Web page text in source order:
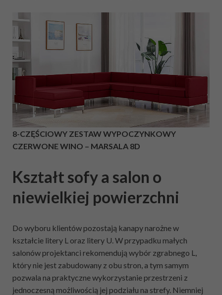
8-CZĘŚCIOWY ZESTAW WYPOCZYNKOWY
CZERWONE WINO – MARSALA 8D
Kształt sofy a salon o
niewielkiej powierzchni
Do wyboru klientów pozostają kanapy narożne w
kształcie litery L oraz litery U. W przypadku małych
salonów projektanci rekomendują wybór zgrabnego L,
który nie jest zabudowany z obu stron, a tym samym
pozwala na praktyczne wykorzystanie przestrzeni z
jednoczesną możliwością jej podziału na strefy. Niemniej